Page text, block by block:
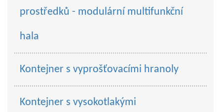
prostředků - modulární multifunkční
hala
Kontejner s vyprošťovacími hranoly
Kontejner s vysokotlakými